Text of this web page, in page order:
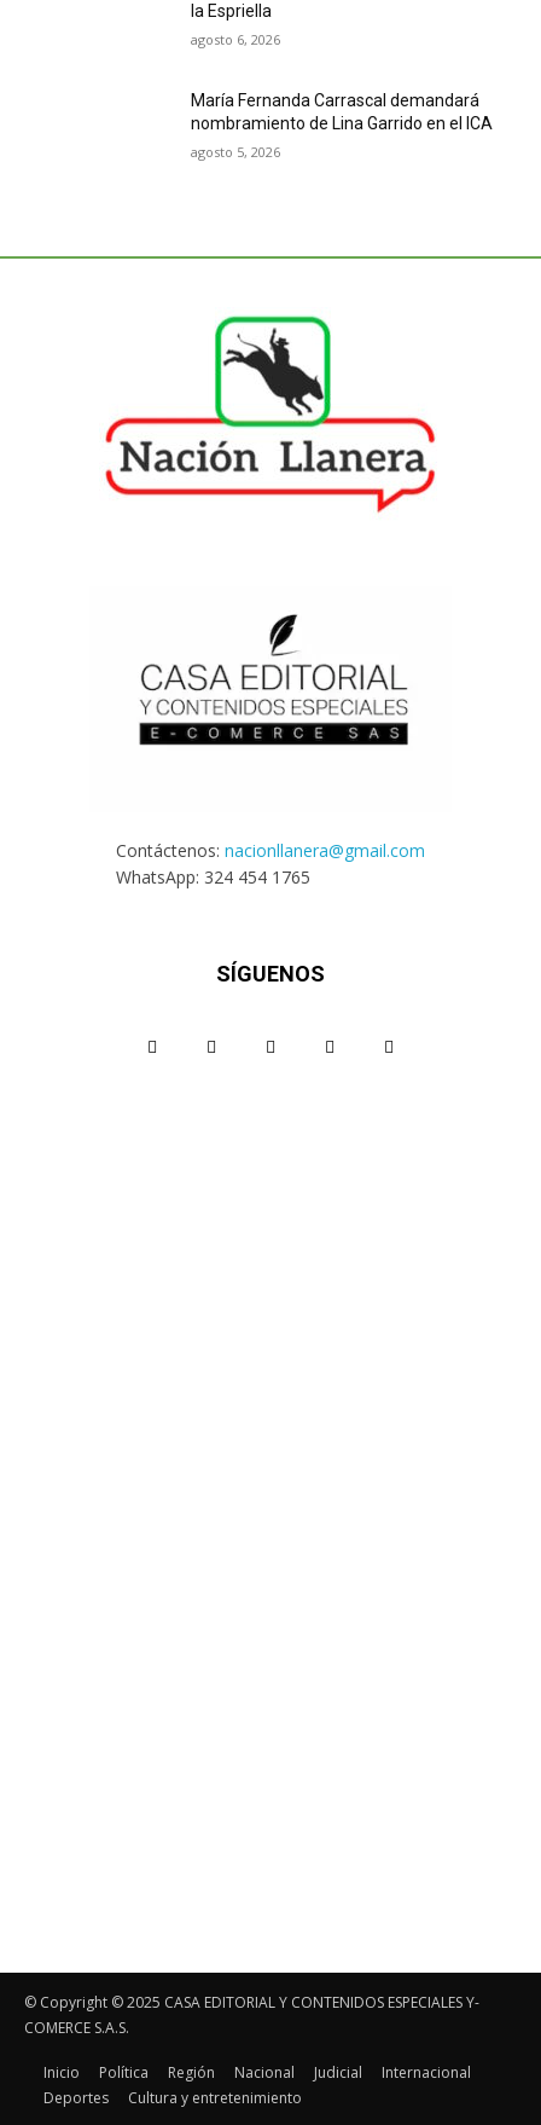
la Espriella
agosto 6, 2026
María Fernanda Carrascal demandará
nombramiento de Lina Garrido en el ICA
agosto 5, 2026
Contáctenos: nacionllanera@gmail.com
WhatsApp: 324 454 1765
SÍGUENOS
© Copyright ©️ 2025 CASA EDITORIAL Y CONTENIDOS ESPECIALES Y-
COMERCE S.A.S.
Inicio Política Región Nacional Judicial
Internacional
Deportes
Cultura y entretenimiento